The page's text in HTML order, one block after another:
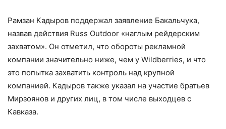
Рамзан Кадыров поддержал заявление Бакальчука,
назвав действия Russ Outdoor «наглым рейдерским
захватом». Он отметил, что обороты рекламной
компании значительно ниже, чем у Wildberries, и что
это попытка захватить контроль над крупной
компанией. Кадыров также указал на участие братьев
Мирзоянов и других лиц, в том числе выходцев с
Кавказа.